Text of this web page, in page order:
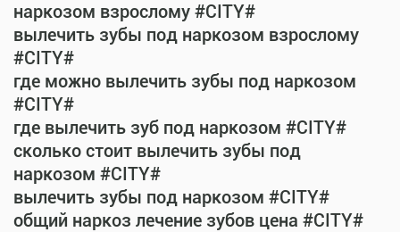
наркозом взрослому #CITY#
вылечить зубы под наркозом взрослому
#CITY#
где можно вылечить зубы под наркозом
#CITY#
где вылечить зуб под наркозом #CITY#
сколько стоит вылечить зубы под
наркозом #CITY#
вылечить зубы под наркозом #CITY#
общий наркоз лечение зубов цена #CITY#